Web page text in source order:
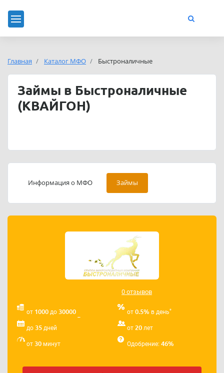
Главная Каталог МФО Быстроналичные
Займы в Быстроналичные
(КВАЙГОН)
Информация о МФО Займы
0 отзывов
от 1000 до 30000 от 0.5% в день*
до 35 дней от 20 лет
от 30 минут Одобрение: 46%